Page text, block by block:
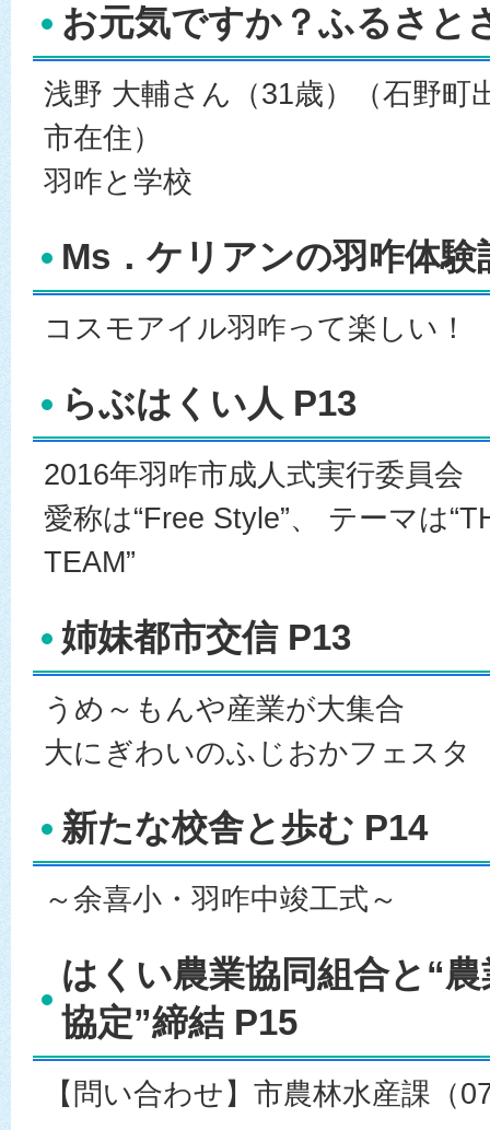
お元気ですか？ふるさと
浅野 大輔さん（31歳）（石野町
市在住）
羽咋と学校
Ms．ケリアンの羽咋体験
コスモアイル羽咋って楽しい！
らぶはくい人 P13
2016年羽咋市成人式実行委員会
愛称は“Free Style”、 テーマは
TEAM”
姉妹都市交信 P13
うめ～もんや産業が大集合
大にぎわいのふじおかフェスタ
新たな校舎と歩む P14
～余喜小・羽咋中竣工式～
はくい農業協同組合と“
協定”締結 P15
【問い合わせ】市農林水産課（